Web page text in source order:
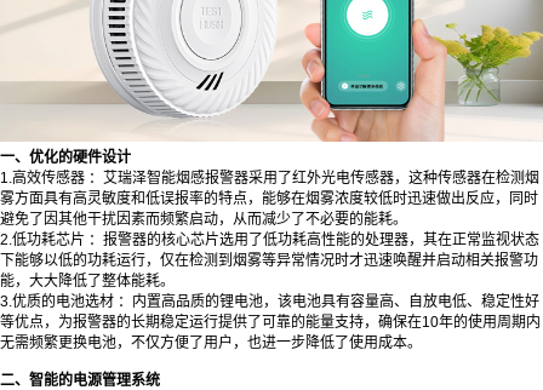
一、优化的硬件设计
1.高效传感器 ：艾瑞泽智能烟感报警器采用了红外光电传感器，这种传感器在检测烟
雾方面具有高灵敏度和低误报率的特点，能够在烟雾浓度较低时迅速做出反应，同时
避免了因其他干扰因素而频繁启动，从而减少了不必要的能耗。
2.低功耗芯片 ：报警器的核心芯片选用了低功耗高性能的处理器，其在正常监视状态
下能够以低的功耗运行，仅在检测到烟雾等异常情况时才迅速唤醒并启动相关报警功
能，大大降低了整体能耗。
3.优质的电池选材 ：内置高品质的锂电池，该电池具有容量高、自放电低、稳定性好
等优点，为报警器的长期稳定运行提供了可靠的能量支持，确保在10年的使用周期内
无需频繁更换电池，不仅方便了用户，也进一步降低了使用成本。
二、智能的电源管理系统